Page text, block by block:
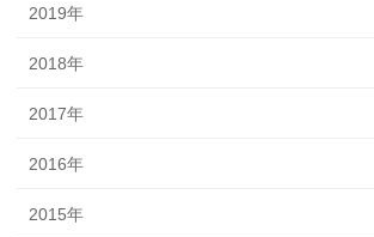
2019年
2018年
2017年
2016年
2015年